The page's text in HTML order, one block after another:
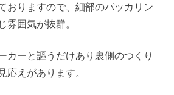
おりますので、細部のパッカリン
雰囲気が抜群。
カーと謳うだけあり裏側のつくり
応えがあります。